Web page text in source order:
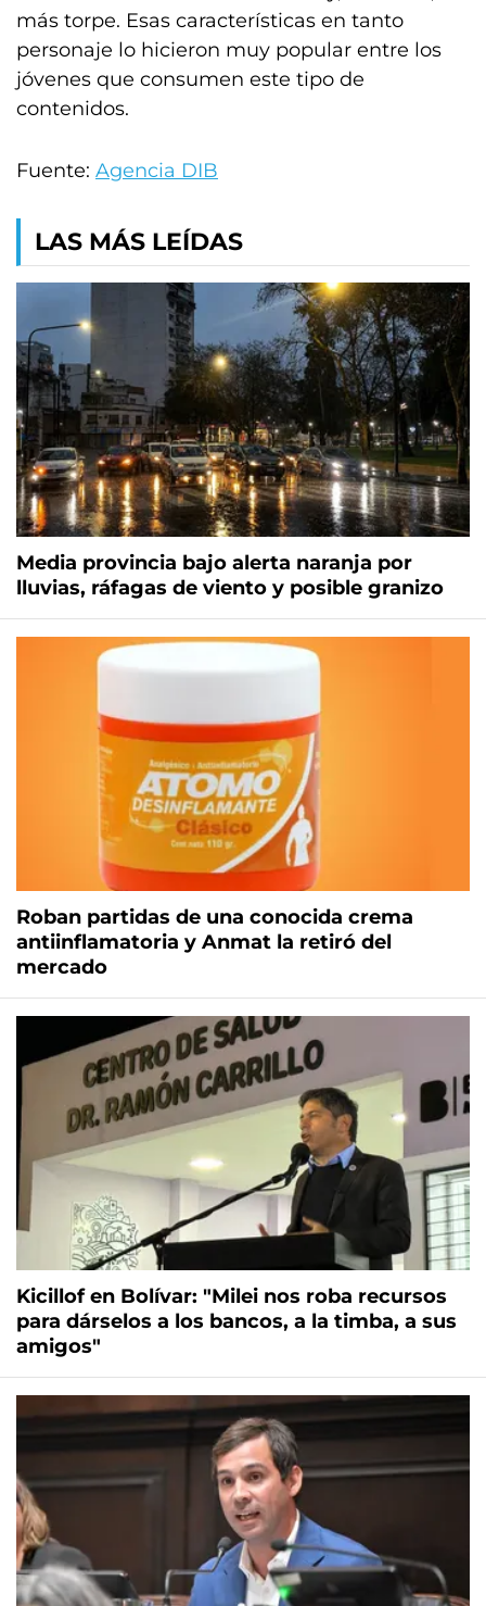
más torpe. Esas características en tanto
personaje lo hicieron muy popular entre los
jóvenes que consumen este tipo de
contenidos.
Fuente: Agencia DIB
LAS MÁS LEÍDAS
Media provincia bajo alerta naranja por
lluvias, ráfagas de viento y posible granizo
Roban partidas de una conocida crema
antiinflamatoria y Anmat la retiró del
mercado
Kicillof en Bolívar: "Milei nos roba recursos
para dárselos a los bancos, a la timba, a sus
amigos"